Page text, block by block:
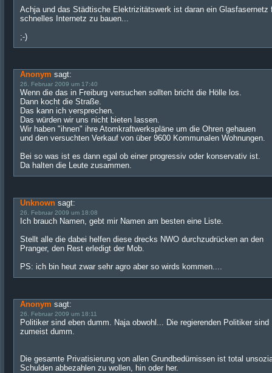
Achja und das Städtische Elektrizitätswerk ist daran ein Glasfasernetz
schnelles Internetz zu bauen...
;-)
Anonym sagt:
26. Februar 2009 um 17:40
Wenn die das in Freiburg versuchen sollten bricht die Hölle los.
Dann kocht die Straße.
Das kann ich versprechen.
Das würden wir uns nicht bieten lassen.
Wir haben "ihnen" ihre Atomkraftwerkspläne um die Ohren gehauen
und den versuchten Verkauf von über 9600 Kommunalen Wohnungen.
Bei so was ist es dann egal ob einer progressiv oder konservativ ist.
Da halten die Leute zusammen.
Unknown sagt:
26. Februar 2009 um 18:08
Ich brauch Namen, gebt mir Namen am besten eine Liste.
Stellt alle die dabei helfen diese drecks NWO durchzudrücken an den
Pranger, den Rest erledigt der Mob.
PS: ich bin heut zwar sehr agro aber so wirds kommen....
Anonym sagt:
26. Februar 2009 um 18:11
Politiker sind eben dumm. Naja obwohl... Die regierenden Politiker sind
zumeist dumm.
Die gesamte Privatisierung von allen Grundbedürnissen ist total
Schulden abbezahlen zu wollen, hin oder her.